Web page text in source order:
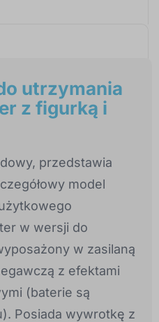
utrzymania
z figurką i
przedstawia
model
w wersji do
w zasilaną
z efektami
(baterie są
Posiada wywrotkę z